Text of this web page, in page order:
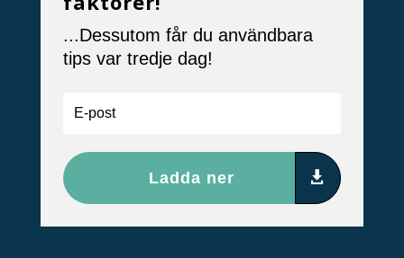
...Dessutom får du användbara
tips var tredje dag!
Ladda ner